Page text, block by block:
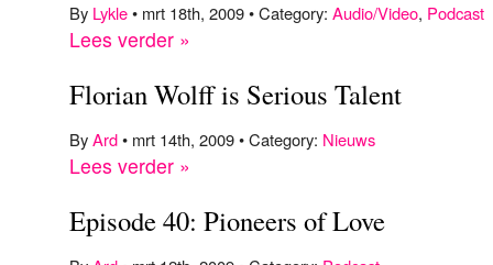
By Lykle• mrt 18th, 2009 • Category: Audio/Video, Podcast
Lees verder »
Florian Wolff is Serious Talent
ByArd• mrt 14th, 2009 • Category: Nieuws
Lees verder »
Episode 40: Pioneers of Love